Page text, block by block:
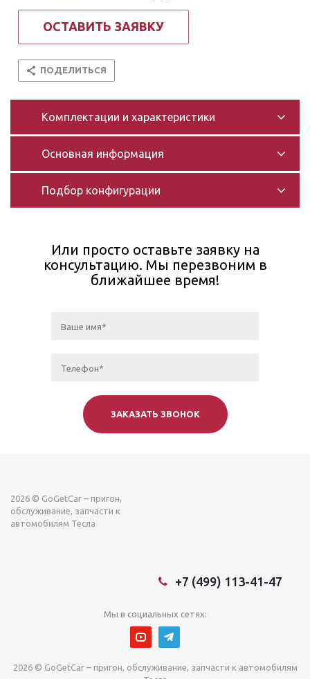
ОСТАВИТЬ ЗАЯВКУ
ПОДЕЛИТЬСЯ
Комплектации и характеристики
Основная информация
Подбор конфигурации
Или просто оставьте заявку на
консультацию. Мы перезвоним в
ближайшее время!
2026 © GoGetCar – пригон,
обслуживание, запчасти к
автомобилям Тесла
+7 (499) 113-41-47
Мы в социальных сетях:
2026 © GoGetCar – пригон, обслуживание, запчасти к автомобилям